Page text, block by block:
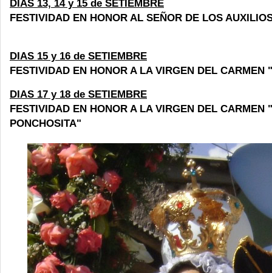
DIAS 13, 14 y 15 de SETIEMBRE
FESTIVIDAD EN HONOR AL SEÑOR DE LOS
DIAS 15 y 16 de SETIEMBRE
FESTIVIDAD EN HONOR A LA VIRGEN DEL CARMEN
DIAS 17 y 18 de SETIEMBRE
FESTIVIDAD EN HONOR A LA VIRGEN DEL CARMEN
PONCHOSITA"